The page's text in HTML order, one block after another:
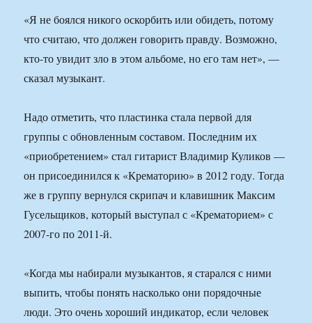
«Я не боялся никого оскорбить или обидеть, потому
что считаю, что должен говорить правду. Возможно,
кто-то увидит зло в этом альбоме, но его там нет», —
сказал музыкант.
Надо отметить, что пластинка стала первой для
группы с обновленным составом. Последним их
«приобретением» стал гитарист Владимир Куликов —
он присоединился к «Крематорию» в 2012 году. Тогда
же в группу вернулся скрипач и клавишник Максим
Гусельщиков, который выступал с «Крематорием» с
2007-го по 2011-й.
«Когда мы набирали музыкантов, я старался с ними
выпить, чтобы понять насколько они порядочные
люди. Это очень хороший индикатор, если человек